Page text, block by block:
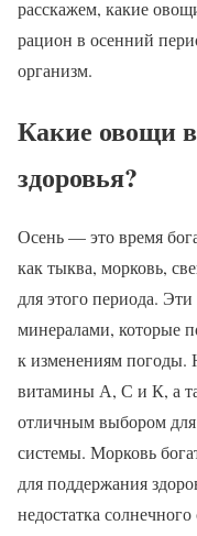
расскажем, какие
рацион в осенний
организм.
Какие овощи
здоровья?
Осень — это время
как тыква, морковь,
для этого периода.
минералами, которые
к изменениям погоды.
витамины А, С и К, а
отличным выбором для
системы. Морковь
для поддержания
недостатка солнечного